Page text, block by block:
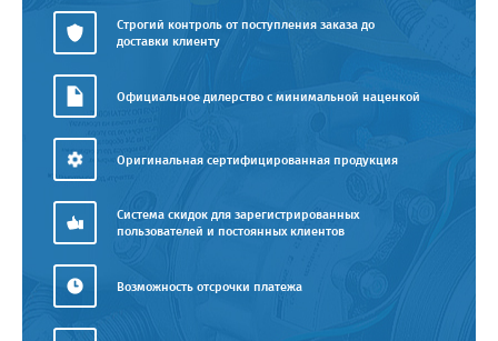
Строгий контроль от поступления заказа до
доставки клиенту
Официальное дилерство с минимальной наценкой
Оригинальная сертифицированная продукция
Система скидок для зарегистрированных
пользователей и постоянных клиентов
Возможность отсрочки платежа